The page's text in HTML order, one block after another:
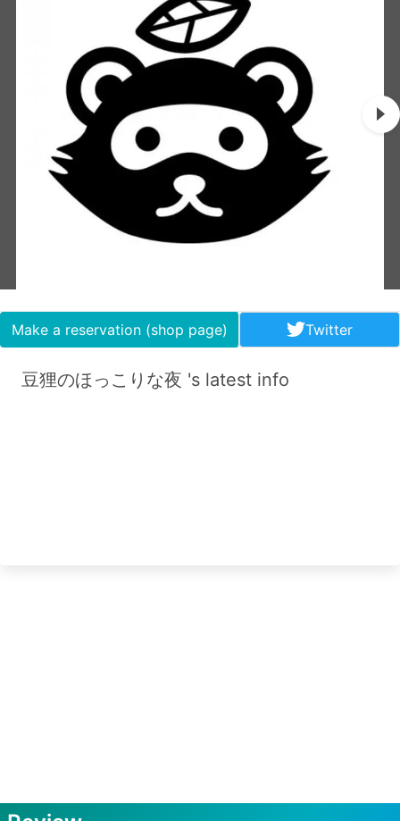
Make a reservation (shop page) Twitter
豆狸のほっこりな夜 's latest info